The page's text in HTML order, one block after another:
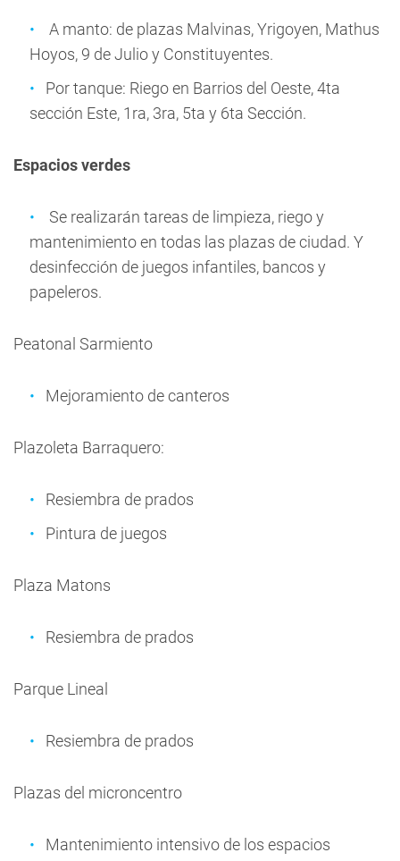
A manto: de plazas Malvinas, Yrigoyen, Mathus
Hoyos, 9 de Julio y Constituyentes.
Por tanque: Riego en Barrios del Oeste, 4ta
sección Este, 1ra, 3ra, 5ta y 6ta Sección.
Espacios verdes
Se realizarán tareas de limpieza, riego y
mantenimiento en todas las plazas de ciudad. Y
desinfección de juegos infantiles, bancos y
papeleros.
Peatonal Sarmiento
Mejoramiento de canteros
Plazoleta Barraquero:
Resiembra de prados
Pintura de juegos
Plaza Matons
Resiembra de prados
Parque Lineal
Resiembra de prados
Plazas del microncentro
Mantenimiento intensivo de los espacios